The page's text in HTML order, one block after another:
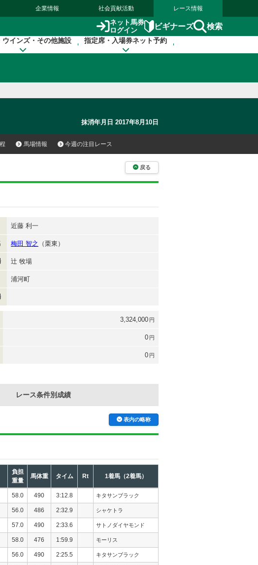
企業情報 社会貢献活動 レース情報
ネット馬券
ログイン
ビギナーズ 検索
ウインズ・その他施設 指定席・入場券ネット予約
抹消年月日 2017年8月10日
馬場情報 今週の注目レース
戻る
近藤 利一
梅田 智之 （栗東）
辻 牧場
浦河町
3,324,000 円
0 円
0 円
レース条件別成績
表内の略称
負担
重量
馬体重 タイム Rt 1着馬（2着馬）
58.0 490 3:12.8 キタサンブラック
56.0 486 2:32.9 シャケトラ
57.0 490 2:33.6 サトノダイヤモンド
58.0 476 1:59.9 モーリス
56.0 490 2:25.5 キタサンブラック